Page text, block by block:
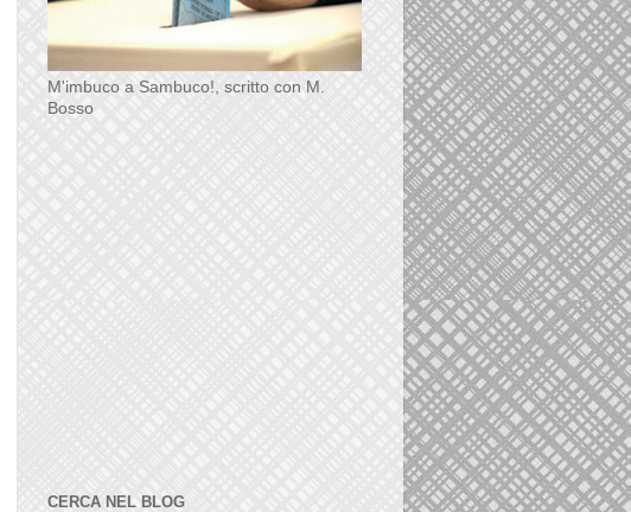
M'imbuco a Sambuco!, scritto con M.
Bosso
CERCA NEL BLOG